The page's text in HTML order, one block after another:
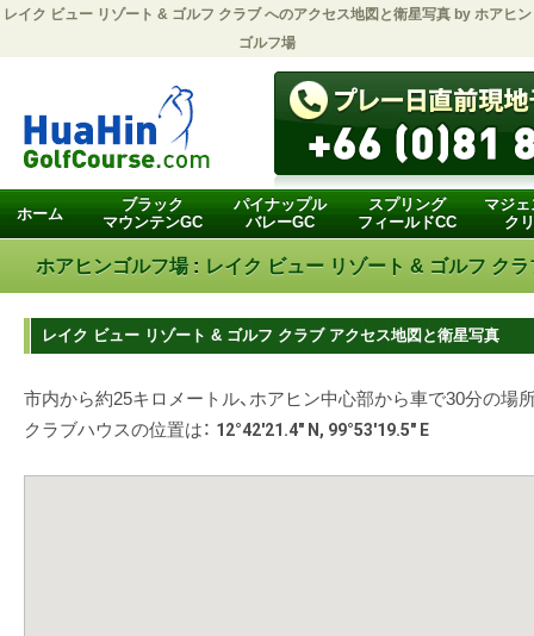
レイク ビュー リゾート & ゴルフ クラブへのアクセス地図と衛星写真 by ホアヒン
ゴルフ場
ホーム
ブラック
マウンテンGC
パイナップル
バレーGC
スプリング
フィールドCC
マジェ
ク
ホアヒンゴルフ場 : レイク ビュー リゾート & ゴルフ クラ
レイク ビュー リゾート & ゴルフ クラブ アクセス地図と衛星写真
市内から約25キロメートル、ホアヒン中心部から車で30分の場
クラブハウスの位置は： 12°42'21.4" N, 99°53'19.5" E